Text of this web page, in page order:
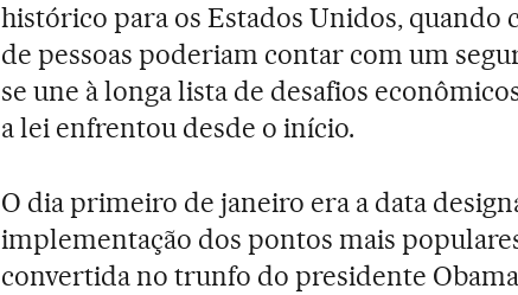
histórico para os Estados Unidos, quando
de pessoas poderiam contar com um
se une à longa lista de desafios
a lei enfrentou desde o início.
O dia primeiro de janeiro era a data
implementação dos pontos mais
convertida no trunfo do presidente